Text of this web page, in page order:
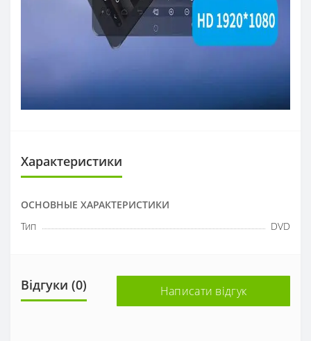
Характеристики
ОСНОВНЫЕ ХАРАКТЕРИСТИКИ
Тип
DVD
Відгуки (0) Написати відгук